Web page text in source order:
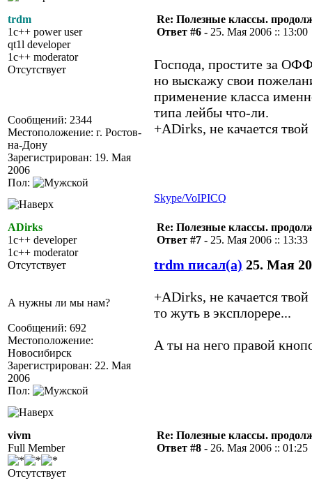
trdm
1c++ power user
qt1l developer
1c++ moderator
Отсутствует
Сообщений: 2344
Местоположение: г. Ростов-
на-Дону
Зарегистрирован: 19. Мая
2006
Пол:
Re: Полезные классы.
Ответ #6 - 25. Мая 2006 :: 13:00
Господа, простите за
но выскажу свои
применение класса
типа лейбы что-ли.
+ADirks, не качается
Skype/VoIPICQ
ADirks
1c++ developer
1c++ moderator
Отсутствует
А нужны ли мы нам?
Сообщений: 692
Местоположение:
Новосибирск
Зарегистрирован: 22. Мая
2006
Пол:
Re: Полезные классы.
Ответ #7 - 25. Мая 2006 :: 13:33
trdm писал(а) 25. Мая
+ADirks, не качается
то жуть в эксплорере...
А ты на него правой
vivm
Full Member
Отсутствует
Re: Полезные классы.
Ответ #8 - 26. Мая 2006 :: 01:25